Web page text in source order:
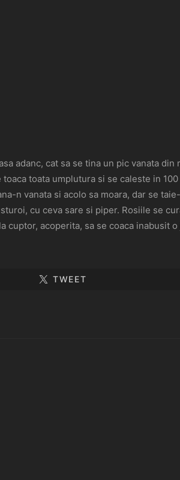
adanc, cat sa se tina un pic vanata din
toata umplutura si se caleste in
n vanata si acolo sa moara, dar se
cu ceva sare si piper. Rosiile se
acoperita, sa se coaca inabusit
TWEET